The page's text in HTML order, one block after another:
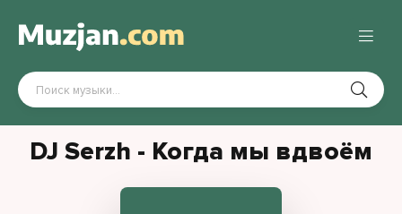
DJ Serzh - Когда мы вдвоём